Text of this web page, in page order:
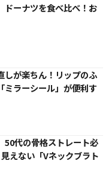
ドーナツを食べ比べ！お
しが楽ちん！リップのふ
ミラーシール」が便利す
50代の骨格ストレート必
えない「Vネックブラト